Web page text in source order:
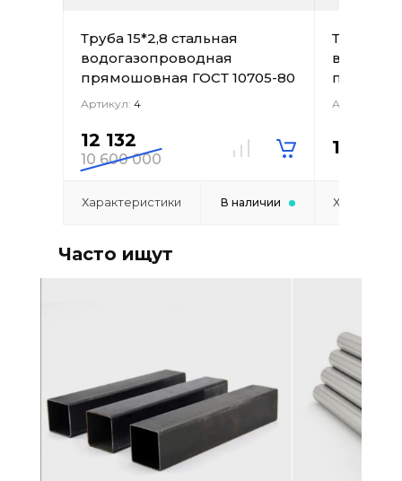
Труба 15*2,8 стальная
водогазопроводная
прямошовная ГОСТ 10705-80
Артикул: 4
12 132
10 600 000
Характеристики В наличии
Труба
Артикул:
12 820
Часто ищут